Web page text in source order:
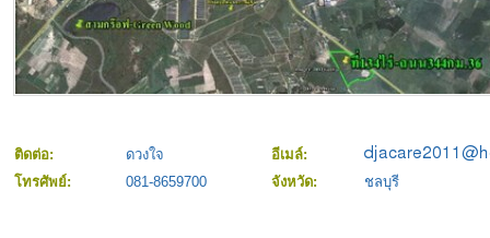
ติดต่อ: ดวงใจ
อีเมล์:
โทรศัพย์:
081-8659700 จังหวัด: ชลบุรี